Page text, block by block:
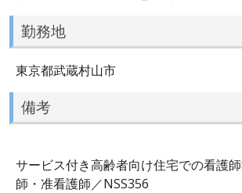
勤務地
東京都武蔵村山市
備考
サービス付き高齢者向け住宅での看護
師・准看護師／NSS356